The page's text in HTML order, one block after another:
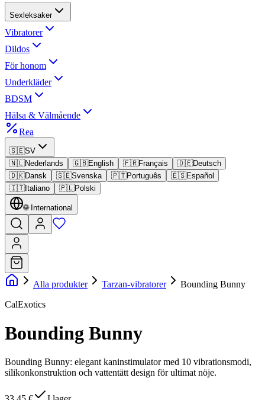
Sexleksaker
Vibratorer
Dildos
För honom
Underkläder
BDSM
Hälsa & Välmående
Rea
🇸🇪SV
🇳🇱Nederlands 🇬🇧English 🇫🇷Français 🇩🇪Deutsch
🇩🇰Dansk 🇸🇪Svenska 🇵🇹Português 🇪🇸Español
🇮🇹Italiano 🇵🇱Polski
🌐 International
Alla produkter Tarzan-vibratorer
Bounding Bunny
CalExotics
Bounding Bunny
Bounding Bunny: elegant kaninstimulator med 10 vibrationsmodi,
silikonkonstruktion och vattentätt design för ultimat nöje.